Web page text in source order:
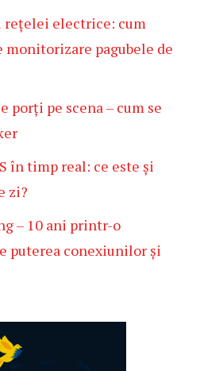
rețelei electrice: cum
monitorizare pagubele de
porți pe scena – cum se
în timp real: ce este și
zi?
– 10 ani printr-o
puterea conexiunilor și